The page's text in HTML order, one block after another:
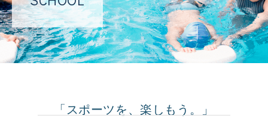
「スポーツを、楽しもう。」